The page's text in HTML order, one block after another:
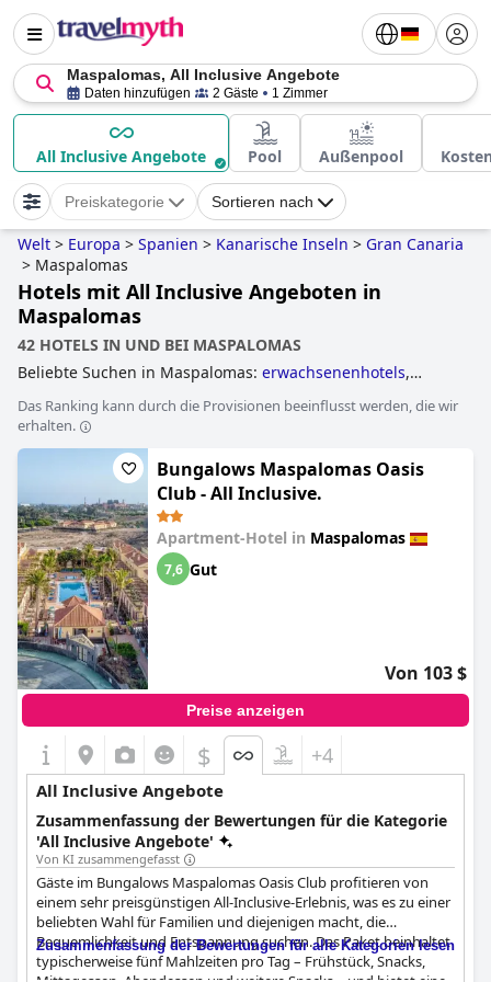
Maspalomas, All Inclusive Angebote
Daten hinzufügen 2 Gäste 1 Zimmer
All Inclusive Angebote Pool Außenpool
Preiskategorie Sortieren nach
Welt > Europa > Spanien > Kanarische Inseln > Gran Canaria
> Maspalomas
Hotels mit All Inclusive Angeboten in
Maspalomas
42 HOTELS IN UND BEI MASPALOMAS
Beliebte Suchen in Maspalomas: erwachsenenhotels,
5-sterne-hotelsand4-sterne-hotels.
Das Ranking kann durch die Provisionen beeinflusst werden, die wir
erhalten.
Bungalows Maspalomas Oasis
Club - All Inclusive.
Apartment-Hotel in Maspalomas
7,6 Gut
Von 103 $
Preise anzeigen
$ +4
All Inclusive Angebote
Zusammenfassung der Bewertungen für die Kategorie
'All Inclusive Angebote'
Von KI zusammengefasst
Gäste im Bungalows Maspalomas Oasis Club profitieren von
einem sehr preisgünstigen All-Inclusive-Erlebnis, was es zu einer
beliebten Wahl für Familien und diejenigen macht, die
Bequemlichkeit und Entspannung suchen. Das Paket beinhaltet
typischerweise fünf Mahlzeiten pro Tag – Frühstück, Snacks,
Zusammenfassung der Bewertungen für alle Kategorien lesen